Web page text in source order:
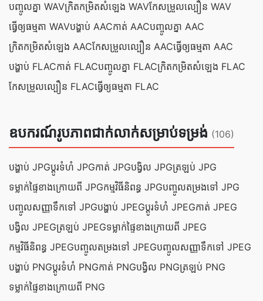
បញ្ចូល​គ្នា WAVក្រិត​កម្រិត​សំឡេង WAVកែសម្រួល​ល្បឿន WAV
ធ្វើ​ឲ្យ​ធម្មតា WAVបង្ហាប់ AACកាត់ AACបញ្ចូល​គ្នា AAC
ក្រិត​កម្រិត​សំឡេង AACកែសម្រួល​ល្បឿន AACធ្វើ​ឲ្យ​ធម្មតា AAC
បង្ហាប់ FLACកាត់ FLACបញ្ចូល​គ្នា FLACក្រិត​កម្រិត​សំឡេង FLAC
កែសម្រួល​ល្បឿន FLACធ្វើ​ឲ្យ​ធម្មតា FLAC
ឧបករណ៍រូបភាពជាក់លាក់សម្រាប់ទម្រង់ (106)
បង្ហាប់ JPGប្ដូរ​ទំហំ JPGកាត់ JPGបង្វិល JPGត្រឡប់ JPG
ទម្លាក់​ផ្ទៃ​ខាងក្រោយ​ពី JPGកម្មវិធី​និពន្ធ JPGបញ្ចូលតម្រងទៅ JPG
បញ្ចូល​សញ្ញា​ទឹក​ទៅ JPGបង្ហាប់ JPEGប្ដូរ​ទំហំ JPEGកាត់ JPEG
បង្វិល JPEGត្រឡប់ JPEGទម្លាក់​ផ្ទៃ​ខាងក្រោយ​ពី JPEG
កម្មវិធី​និពន្ធ JPEGបញ្ចូលតម្រងទៅ JPEGបញ្ចូល​សញ្ញា​ទឹក​ទៅ JPEG
បង្ហាប់ PNGប្ដូរ​ទំហំ PNGកាត់ PNGបង្វិល PNGត្រឡប់ PNG
ទម្លាក់​ផ្ទៃ​ខាងក្រោយ​ពី PNG